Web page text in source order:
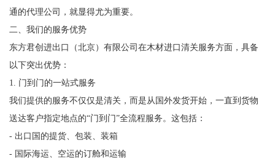
通的代理公司，就显得尤为重要。
二、我们的服务优势
东方君创进出口（北京）有限公司在木材进口清关服务方面，具备
以下突出优势：
1. 门到门的一站式服务
我们提供的服务不仅仅是清关，而是从国外发货开始，一直到货物
送达客户指定地点的“门到门”全流程服务。这包括：
- 出口国的提货、包装、装箱
- 国际海运、空运的订舱和运输